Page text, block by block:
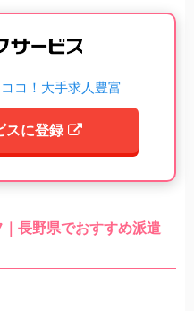
コ！大手求人豊富
スに登録
長野県でおすすめ派遣